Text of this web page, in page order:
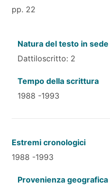
pp. 22
Natura del testo in sede
Dattiloscritto: 2
Tempo della scrittura
1988 -1993
Estremi cronologici
1988 -1993
Provenienza geografica